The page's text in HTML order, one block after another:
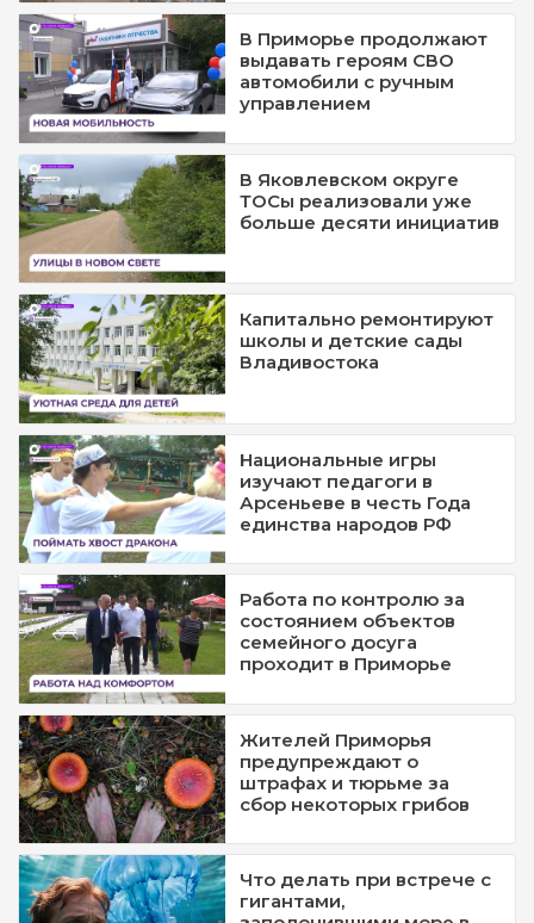
В Приморье продолжают
выдавать героям СВО
автомобили с ручным
управлением
В Яковлевском округе
ТОСы реализовали уже
больше десяти инициатив
Капитально ремонтируют
школы и детские сады
Владивостока
Национальные игры
изучают педагоги в
Арсеньеве в честь Года
единства народов РФ
Работа по контролю за
состоянием объектов
семейного досуга
проходит в Приморье
Жителей Приморья
предупреждают о
штрафах и тюрьме за
сбор некоторых грибов
Что делать при встрече с
гигантами,